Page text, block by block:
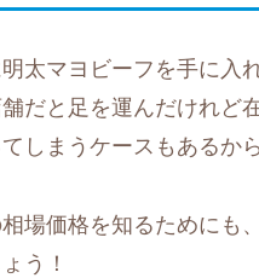
太マヨビーフを手に入
だと足を運んだけれど
しまうケースもあるか
場価格を知るためにも
う！